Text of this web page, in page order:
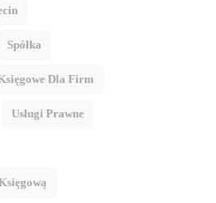
Spółka
Dla Firm
Usługi Prawne